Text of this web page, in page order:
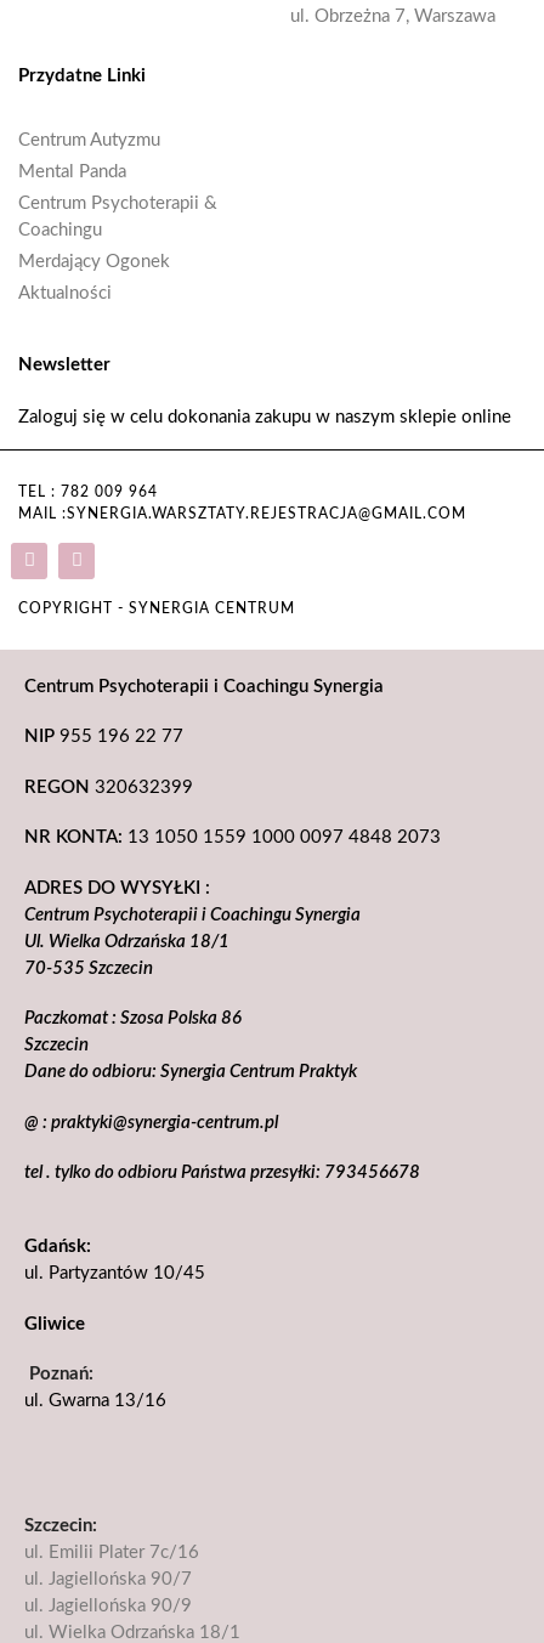
ul. Obrzeżna 7, Warszawa
Przydatne Linki
Centrum Autyzmu
Mental Panda
Centrum Psychoterapii &
Coachingu
Merdający Ogonek
Aktualności
Newsletter
Zaloguj się w celu dokonania zakupu w naszym sklepie online
TEL : 782 009 964
MAIL :SYNERGIA.WARSZTATY.REJESTRACJA@GMAIL.COM
COPYRIGHT - SYNERGIA CENTRUM
Centrum Psychoterapii i Coachingu Synergia
NIP 955 196 22 77
REGON 320632399
NR KONTA: 13 1050 1559 1000 0097 4848 2073
ADRES DO WYSYŁKI :
Centrum Psychoterapii i Coachingu Synergia
Ul. Wielka Odrzańska 18/1
70-535 Szczecin
Paczkomat : Szosa Polska 86
Szczecin
Dane do odbioru: Synergia Centrum Praktyk
@ : praktyki@synergia-centrum.pl
tel . tylko do odbioru Państwa przesyłki: 793456678
Gdańsk:
ul. Partyzantów 10/45
Gliwice
Poznań:
ul. Gwarna 13/16
Szczecin:
ul. Emilii Plater 7c/16
ul. Jagiellońska 90/7
ul. Jagiellońska 90/9
ul. Wielka Odrzańska 18/1